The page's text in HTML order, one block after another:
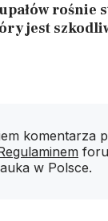
rośnie
jest
komentarza
w Polsce.